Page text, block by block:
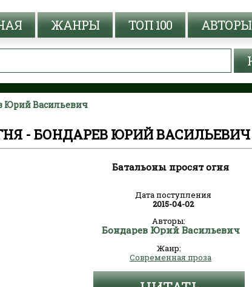
ЖАНРЫ ТОП 100 АВТОРЫ
Юрий Васильевич
- БОНДАРЕВ ЮРИЙ ВАСИЛЬЕВИЧ
Батальоны просят огня
Дата поступления
2015-04-02
Авторы:
Бондарев Юрий Васильевич
Жанр:
Современная проза